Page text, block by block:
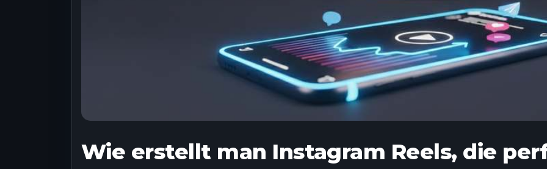
Wie erstellt man Instagram Reels, die